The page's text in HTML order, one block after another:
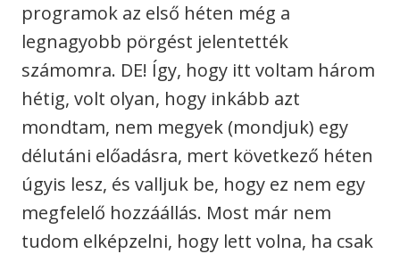
programok az első héten még a
legnagyobb pörgést jelentették
számomra. DE! Így, hogy itt voltam három
hétig, volt olyan, hogy inkább azt
mondtam, nem megyek (mondjuk) egy
délutáni előadásra, mert következő héten
úgyis lesz, és valljuk be, hogy ez nem egy
megfelelő hozzáállás. Most már nem
tudom elképzelni, hogy lett volna, ha csak